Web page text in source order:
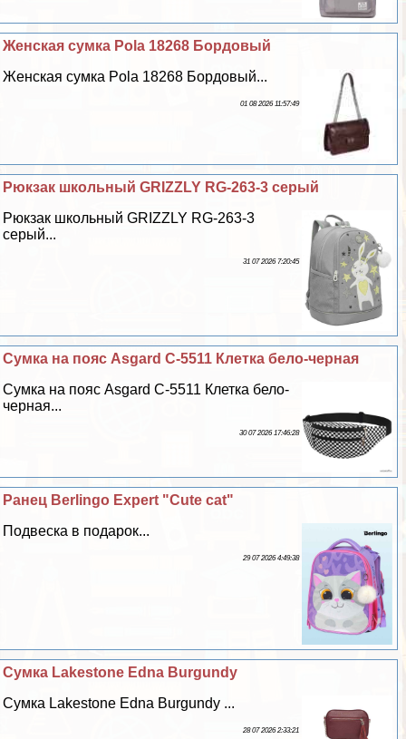
Женская сумка Pola 18268 Бордовый
Женская сумка Pola 18268 Бордовый...
01 08 2026 11:57:49
Рюкзак школьный GRIZZLY RG-263-3 серый
Рюкзак школьный GRIZZLY RG-263-3
серый...
31 07 2026 7:20:45
Сумка на пояс Asgard С-5511 Клетка бело-черная
Сумка на пояс Asgard С-5511 Клетка бело-
черная...
30 07 2026 17:46:28
Ранец Berlingo Expert "Cute cat"
Подвеска в подарок...
29 07 2026 4:49:38
Сумка Lakestone Edna Burgundy
Сумка Lakestone Edna Burgundy ...
28 07 2026 2:33:21